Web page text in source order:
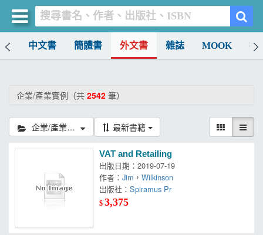
中文書 簡體書 外文書 雜誌 MOOK 找
企業/產業實例（共 2542 筆）
企業/產業實例 最新書籍
VAT and Retailing
出版日期：2019-07-19
作者：Jim ，Wilkinson
出版社：Spiramus Pr
$3,375
買書網
書店暢銷榜
簡體書
外文書